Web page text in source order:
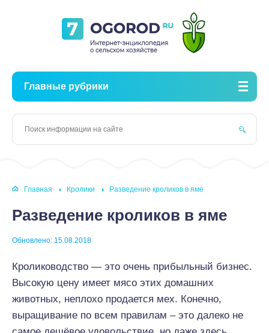
Главные рубрики
Главная Кролики Разведение кроликов в яме
Разведение кроликов в яме
Обновлено: 15.08.2018
Кролиководство — это очень прибыльный бизнес.
Высокую цену имеет мясо этих домашних
животных, неплохо продается мех. Конечно,
выращивание по всем правилам – это далеко не